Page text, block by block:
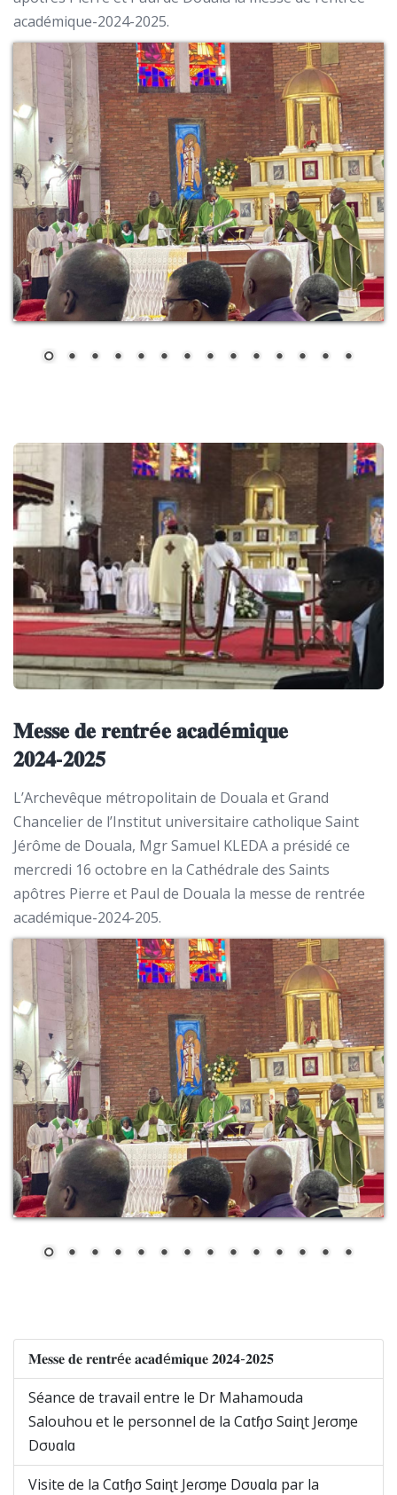
académique-2024-2025.
𝐌𝐞𝐬𝐬𝐞 𝐝𝐞 𝐫𝐞𝐧𝐭𝐫é𝐞 𝐚𝐜𝐚𝐝é𝐦𝐢𝐪𝐮𝐞
𝟐𝟎𝟐𝟒-𝟐𝟎𝟐𝟓
L’Archevêque métropolitain de Douala et Grand
Chancelier de l’Institut universitaire catholique Saint
Jérôme de Douala, Mgr Samuel KLEDA a présidé ce
mercredi 16 octobre en la Cathédrale des Saints
apôtres Pierre et Paul de Douala la messe de rentrée
académique-2024-205.
𝐌𝐞𝐬𝐬𝐞 𝐝𝐞 𝐫𝐞𝐧𝐭𝐫é𝐞 𝐚𝐜𝐚𝐝é𝐦𝐢𝐪𝐮𝐞 𝟐𝟎𝟐𝟒-𝟐𝟎𝟐𝟓
Séance de travail entre le Dr Mahamouda
Salouhou et le personnel de la Cɑtɧσ Sɑiɳt Jeɾσɱe
Dσʋɑlɑ
Visite de la Cɑtɧσ Sɑiɳt Jeɾσɱe Dσʋɑlɑ par la